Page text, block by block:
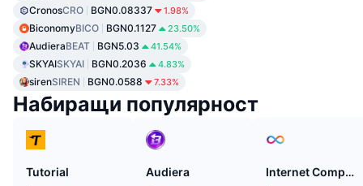
CronosCRO BGN0.08337 1.98%
BiconomyBICO BGN0.1127 23.50%
AudieraBEAT BGN5.03 41.54%
SKYAISKYAI BGN0.2036 4.83%
sirenSIREN BGN0.0588 7.33%
Набиращи популярност
Tutorial
Audiera
Internet Computer